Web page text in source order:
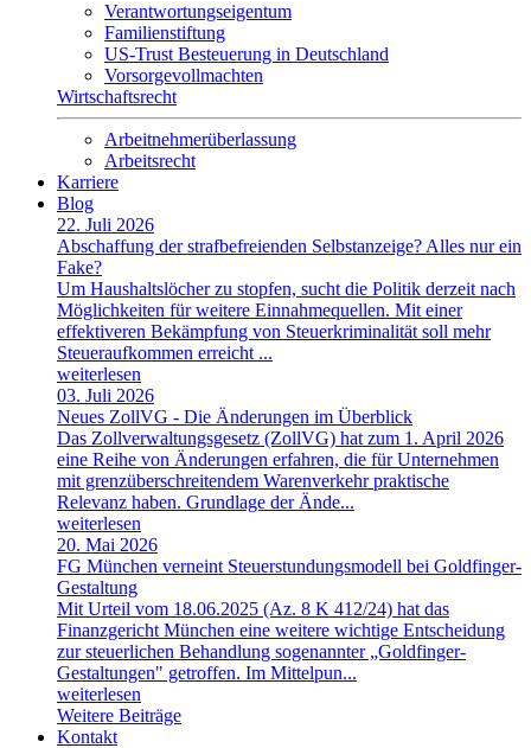
Verantwortungseigentum
Familienstiftung
US-Trust Besteuerung in Deutschland
Vorsorgevollmachten
Wirtschaftsrecht
Arbeitnehmerüberlassung
Arbeitsrecht
Karriere
Blog
22. Juli 2026
Abschaffung der strafbefreienden Selbstanzeige? Alles nur ein
Fake?
Um Haushaltslöcher zu stopfen, sucht die Politik derzeit nach
Möglichkeiten für weitere Einnahmequellen. Mit einer
effektiveren Bekämpfung von Steuerkriminalität soll mehr
Steueraufkommen erreicht ...
weiterlesen
03. Juli 2026
Neues ZollVG - Die Änderungen im Überblick
Das Zollverwaltungsgesetz (ZollVG) hat zum 1. April 2026
eine Reihe von Änderungen erfahren, die für Unternehmen
mit grenzüberschreitendem Warenverkehr praktische
Relevanz haben. Grundlage der Ände...
weiterlesen
20. Mai 2026
FG München verneint Steuerstundungsmodell bei Goldfinger-
Gestaltung
Mit Urteil vom 18.06.2025 (Az. 8 K 412/24) hat das
Finanzgericht München eine weitere wichtige Entscheidung
zur steuerlichen Behandlung sogenannter „Goldfinger-
Gestaltungen" getroffen. Im Mittelpun...
weiterlesen
Weitere Beiträge
Kontakt